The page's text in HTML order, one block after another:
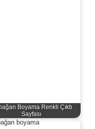
Boyama Renkli Çıktı
Sayfası